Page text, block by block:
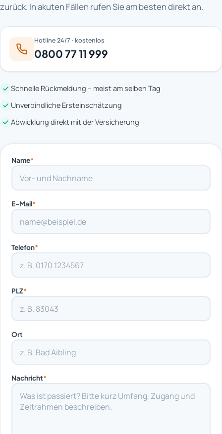
zurück. In akuten Fällen rufen Sie am besten direkt an.
Hotline 24/7 · kostenlos
0800 77 11 999
Schnelle Rückmeldung – meist am selben Tag
Unverbindliche Ersteinschätzung
Abwicklung direkt mit der Versicherung
Name*
E-Mail*
Telefon*
PLZ*
Ort
Nachricht*